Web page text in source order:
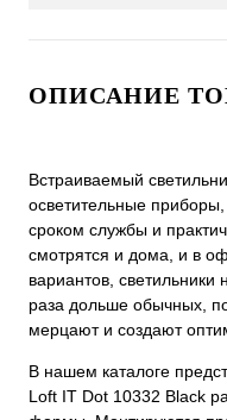
ОПИСАНИЕ
Встраиваемый
осветительные
сроком службы и
смотрятся и дома, и в
вариантов, светильники
раза дольше обычных,
мерцают и создают
В нашем каталоге
Loft IT Dot 10332 Black